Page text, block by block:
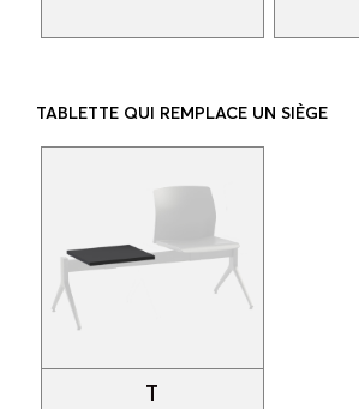
TABLETTE QUI REMPLACE UN SIÈGE
T